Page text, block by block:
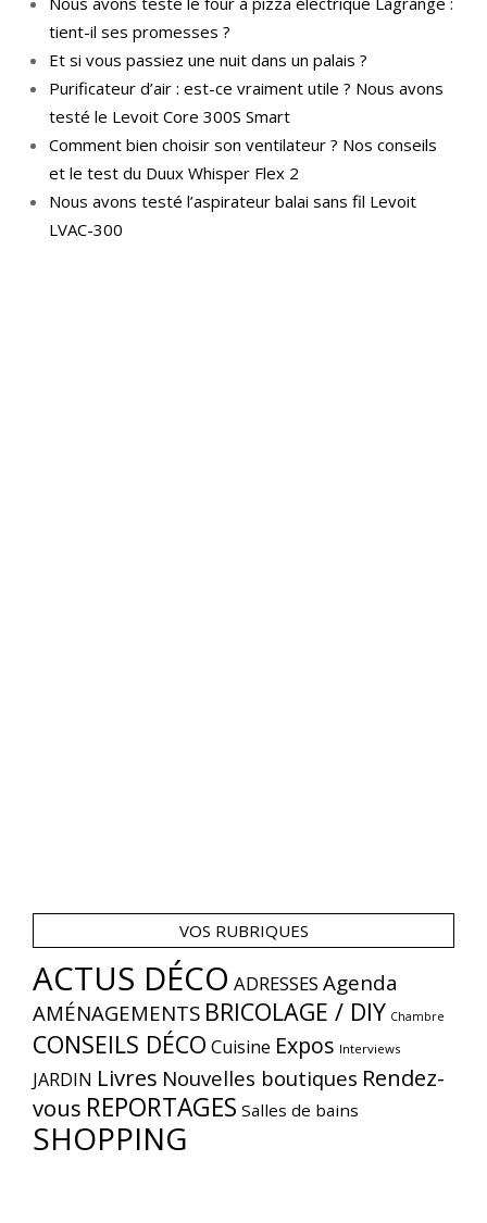
tient-il ses promesses ?
Et si vous passiez une nuit dans un palais ?
Purificateur d’air : est-ce vraiment utile ? Nous avons
testé le Levoit Core 300S Smart
Comment bien choisir son ventilateur ? Nos conseils
et le test du Duux Whisper Flex 2
Nous avons testé l’aspirateur balai sans fil Levoit
LVAC-300
VOS RUBRIQUES
ACTUS DÉCO ADRESSES Agenda
AMÉNAGEMENTS BRICOLAGE / DIY Chambre
CONSEILS DÉCO Cuisine Expos Interviews
JARDIN Livres Nouvelles boutiques Rendez-
vous REPORTAGES Salles de bains
SHOPPING